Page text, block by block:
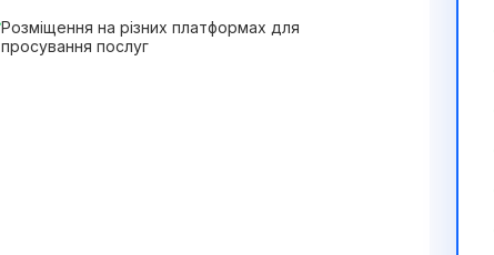
Розміщення на різних платформах для
просування послуг